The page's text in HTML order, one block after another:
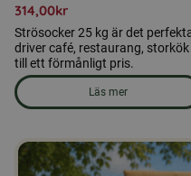
314,00kr
Strösocker 25 kg är det
driver café, restaurang,
till ett förmånligt pris.
Läs mer
om produkten